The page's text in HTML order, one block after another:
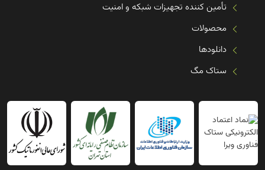
تأمین کننده تجهیزات شبکه و امنیت
محصولات
دانلودها
ستاک مگ